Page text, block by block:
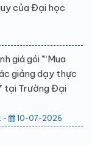
của Đại học
giá gói "“Mua
giảng dạy thực
tại Trường Đại
- 10-07-2026